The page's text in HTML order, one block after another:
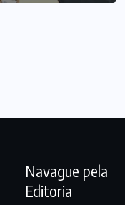
Navague pela
Editoria